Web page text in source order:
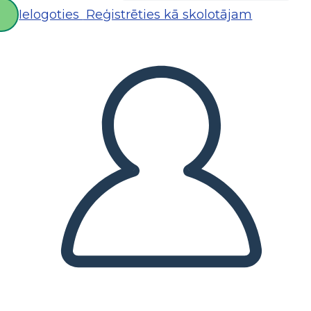
Ielogoties Reģistrēties kā skolotājam